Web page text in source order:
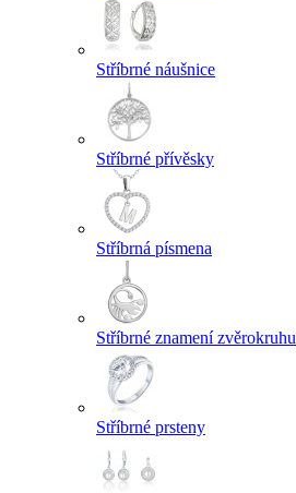
Stříbrné náušnice
Stříbrné přívěsky
Stříbrná písmena
Stříbrné znamení zvěrokruhu
Stříbrné prsteny